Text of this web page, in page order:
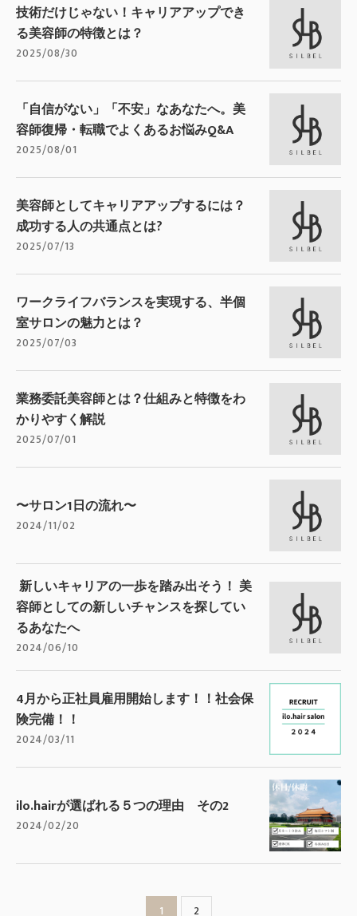
技術だけじゃない！キャリアアップでき
る美容師の特徴とは？
2025/08/30
「自信がない」「不安」なあなたへ。美
容師復帰・転職でよくあるお悩みQ&A
2025/08/01
美容師としてキャリアアップするには？
成功する人の共通点とは?
2025/07/13
ワークライフバランスを実現する、半個
室サロンの魅力とは？
2025/07/03
業務委託美容師とは？仕組みと特徴をわ
かりやすく解説
2025/07/01
〜サロン1日の流れ〜
2024/11/02
新しいキャリアの一歩を踏み出そう！ 美
容師としての新しいチャンスを探してい
るあなたへ
2024/06/10
4月から正社員雇用開始します！！社会保
険完備！！
2024/03/11
ilo.hairが選ばれる５つの理由 その2
2024/02/20
1 2